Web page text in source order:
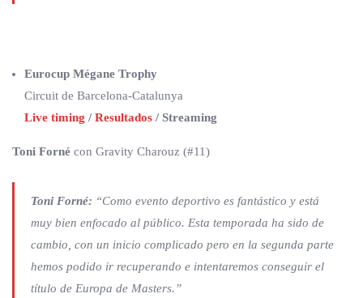
Eurocup Mégane Trophy
Circuit de Barcelona-Catalunya
Live timing / Resultados / Streaming
Toni Forné con Gravity Charouz (#11)
Toni Forné: “Como evento deportivo es fantástico y está
muy bien enfocado al público. Esta temporada ha sido de
cambio, con un inicio complicado pero en la segunda parte
hemos podido ir recuperando e intentaremos conseguir el
título de Europa de Masters.”